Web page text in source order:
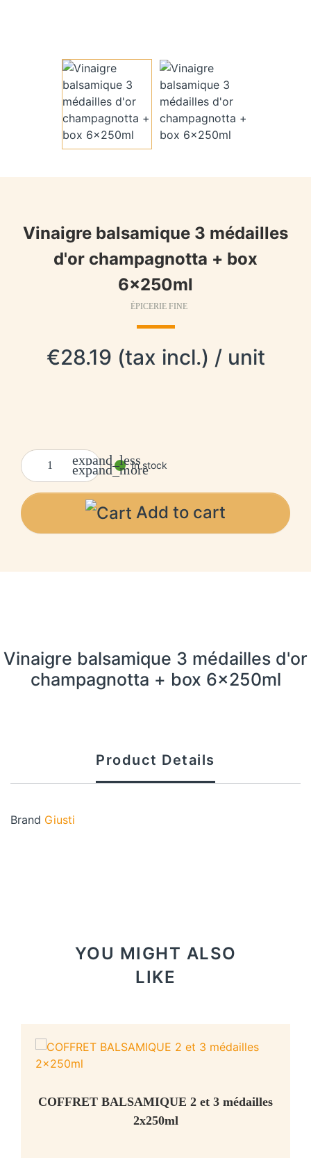
Vinaigre balsamique 3 médailles
d'or champagnotta + box
6x250ml
ÉPICERIE FINE
€28.19 (tax incl.) / unit
expand_less
expand_moreIn stock
Add to cart
Vinaigre balsamique 3 médailles d'or
champagnotta + box 6x250ml
Product Details
Brand Giusti
YOU MIGHT ALSO
LIKE
COFFRET BALSAMIQUE 2 et 3 médailles
2x250ml